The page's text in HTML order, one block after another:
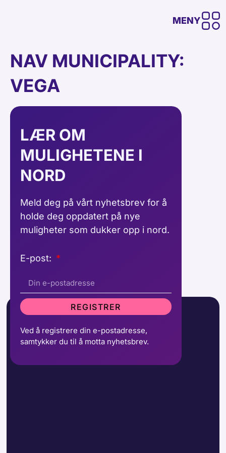
MENY
NAV MUNICIPALITY:
VEGA
LÆR OM
MULIGHETENE I
NORD
Meld deg på vårt nyhetsbrev for å
holde deg oppdatert på nye
muligheter som dukker opp i nord.
E-post:
REGISTRER
Ved å registrere din e-postadresse,
samtykker du til å motta nyhetsbrev.